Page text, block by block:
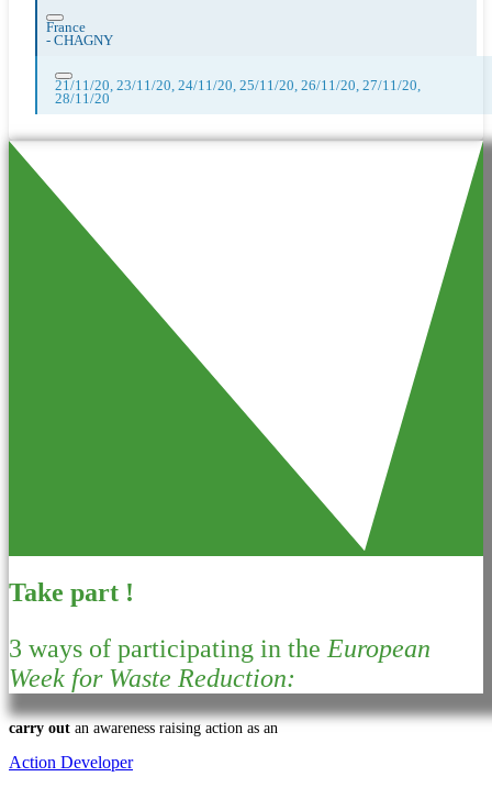
France
- CHAGNY
21/11/20, 23/11/20, 24/11/20, 25/11/20, 26/11/20, 27/11/20,
28/11/20
Take part !
3 ways of participating in theEuropean
Week for Waste Reduction:
carry out an awareness raising action as an
Action Developer